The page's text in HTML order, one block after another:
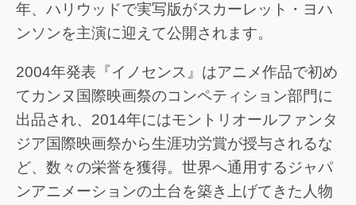
年、ハリウッドで実写版がスカーレット・ヨハ
ンソンを主演に迎えて公開されます。
2004年発表『イノセンス』はアニメ作品で初め
てカンヌ国際映画祭のコンペティション部門に
出品され、2014年にはモントリオールファンタ
ジア国際映画祭から生涯功労賞が授与されるな
ど、数々の栄誉を獲得。世界へ通用するジャパ
ンアニメーションの土台を築き上げてきた人物